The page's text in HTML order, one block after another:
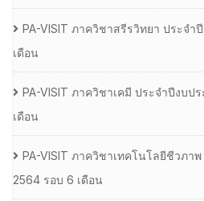
PA-VISIT ภาควิชาสรีรวิทยา ประจ
เดือน
PA-VISIT ภาควิชาเคมี ประจำปีงบป
เดือน
PA-VISIT ภาควิชาเทคโนโลยีชีวภา
2564 รอบ 6 เดือน